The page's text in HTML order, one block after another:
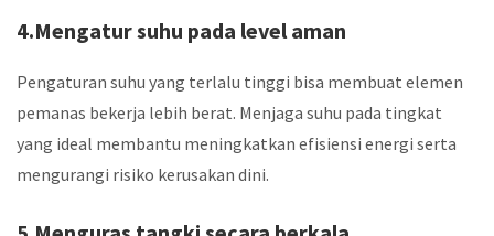
4.Mengatur suhu pada level aman
Pengaturan suhu yang terlalu tinggi bisa membuat elemen
pemanas bekerja lebih berat. Menjaga suhu pada tingkat
yang ideal membantu meningkatkan efisiensi energi serta
mengurangi risiko kerusakan dini.